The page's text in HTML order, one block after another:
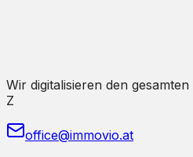
Wir digitalisieren den
Z
office@immovio.at